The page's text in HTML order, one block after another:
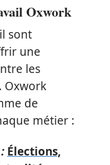
Oxwork
sont
une
les
Oxwork
de
métier :
Élections,